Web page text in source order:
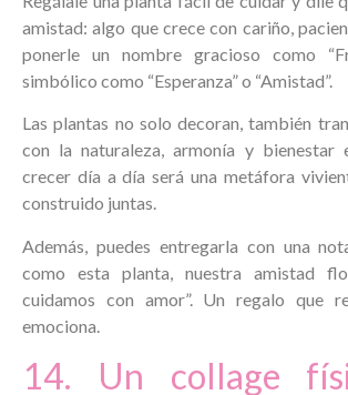
amistad: algo que crece con cariño,
ponerle un nombre gracioso como
simbólico como “Esperanza” o “Amistad”.
Las plantas no solo decoran, también
con la naturaleza, armonía y bienestar
crecer día a día será una metáfora
construido juntas.
Además, puedes entregarla con una
como esta planta, nuestra amistad
cuidamos con amor”. Un regalo que
emociona.
14. Un collage